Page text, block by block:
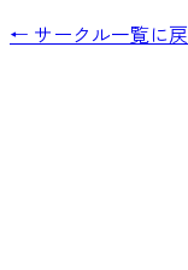
← サークル一覧に